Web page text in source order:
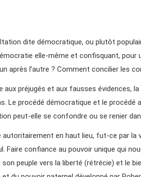
dite démocratique, ou plutôt
elle-même et confisquant, pour
après l’autre ? Comment concilier les
aux préjugés et aux fausses évidences,
Le procédé démocratique et le
peut-elle se confondre ou se renier
en haut lieu, fut-ce par la
Faire confiance au pouvoir unique qui
peuple vers la liberté (rétrécie) et le